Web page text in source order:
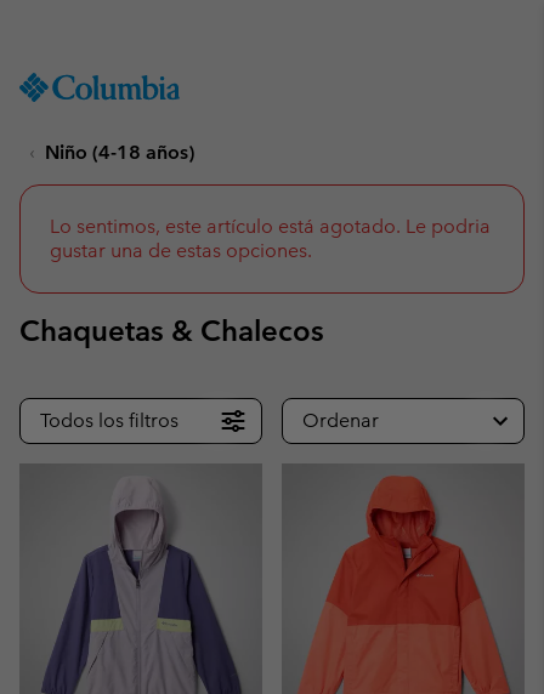
TO
SKIP
NAV
SKIP
TO
Niño (4-18 años)
Lo sentimos, este artículo está agotado. Le podria
gustar una de estas opciones.
Chaquetas & Chalecos
Todos los filtros Ordenar